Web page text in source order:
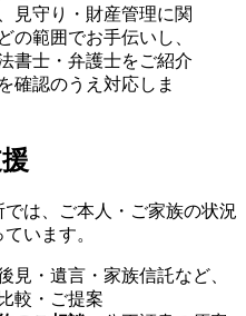
見守り・財産管理に関
の範囲でお手伝いし、
書士・弁護士をご紹介
確認のうえ対応しま
は、ご本人・ご家族の状況
います。
見・遺言・家族信託など、
較・ご提案